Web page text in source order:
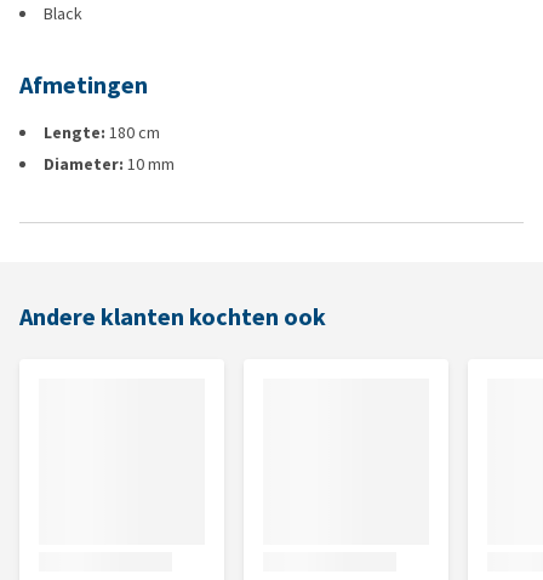
Black
Afmetingen
Lengte: 180 cm
Diameter: 10 mm
Andere klanten kochten ook